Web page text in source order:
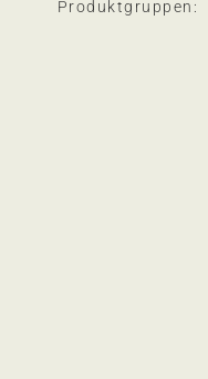
Produktgruppen: